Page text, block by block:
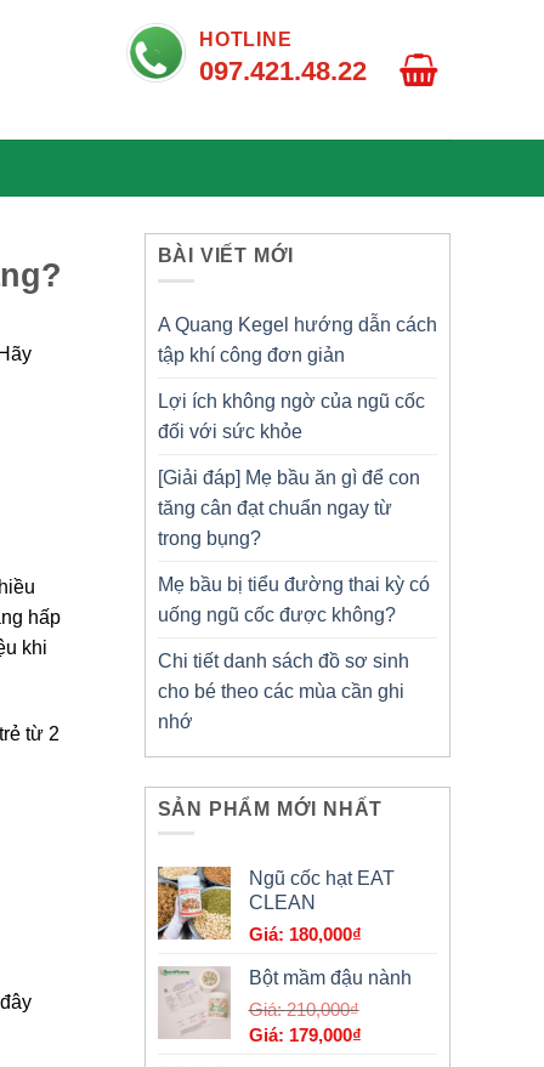
HOTLINE
097.421.48.22
hấp
khi
từ 2
BÀI VIẾT MỚI
A Quang Kegel hướng dẫn cách
tập khí công đơn giản
Lợi ích không ngờ của ngũ cốc
đối với sức khỏe
[Giải đáp] Mẹ bầu ăn gì để con
tăng cân đạt chuẩn ngay từ
trong bụng?
Mẹ bầu bị tiểu đường thai kỳ có
uống ngũ cốc được không?
Chi tiết danh sách đồ sơ sinh
cho bé theo các mùa cần ghi
nhớ
SẢN PHẨM MỚI NHẤT
Ngũ cốc hạt EAT
CLEAN
180,000₫
Bột mầm đậu nành
210,000₫
179,000₫Giá